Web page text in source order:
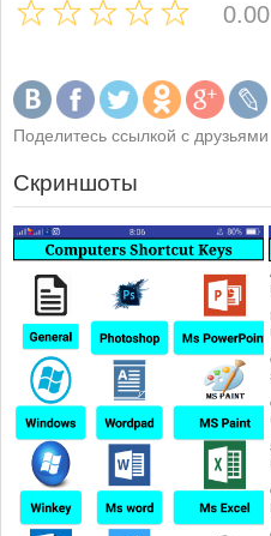
0.00
Поделитесь ссылкой с друзьями
Скриншоты